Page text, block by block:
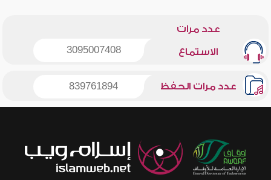
عدد مرات
الاستماع 3095007408
عدد مرات الحفظ 839761894